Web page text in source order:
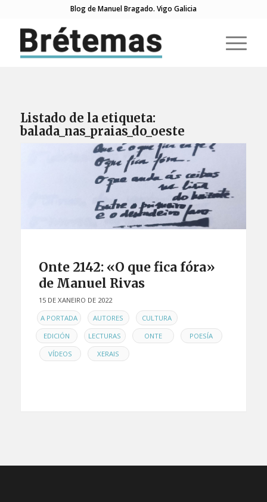
Blog de Manuel Bragado. Vigo Galicia
Listado de la etiqueta:
balada_nas_praias_do_oeste
Onte 2142: «O que fica fóra»
de Manuel Rivas
15 DE XANEIRO DE 2022
ENA PORTADA , AUTORES , CULTURA ,
EDICIÓN , LECTURAS , ONTE ,
POESÍA
VÍDEOS , XERAIS